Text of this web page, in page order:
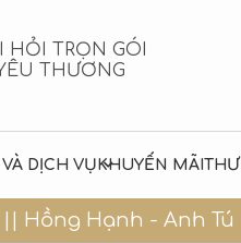
HỎI TRỌN GÓI
THƯƠNG
DỊCH VỤ KHUYẾN MÃITHƯ
Hồng Hạnh - Anh Tú